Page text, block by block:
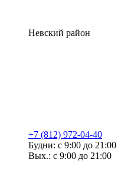
Невский район
+7 (812) 972-04-40
Будни: с 9:00 до 21:00
Вых.: с 9:00 до 21:00